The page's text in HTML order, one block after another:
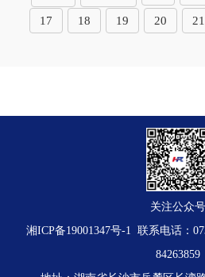
17 18 19 20 21
关注公众号
湘ICP备19001347号-1
联系电话：
84263859